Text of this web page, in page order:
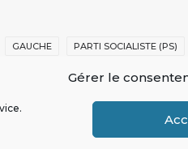
Gérer le
GAUCHE PARTI SOCIALISTE (PS)